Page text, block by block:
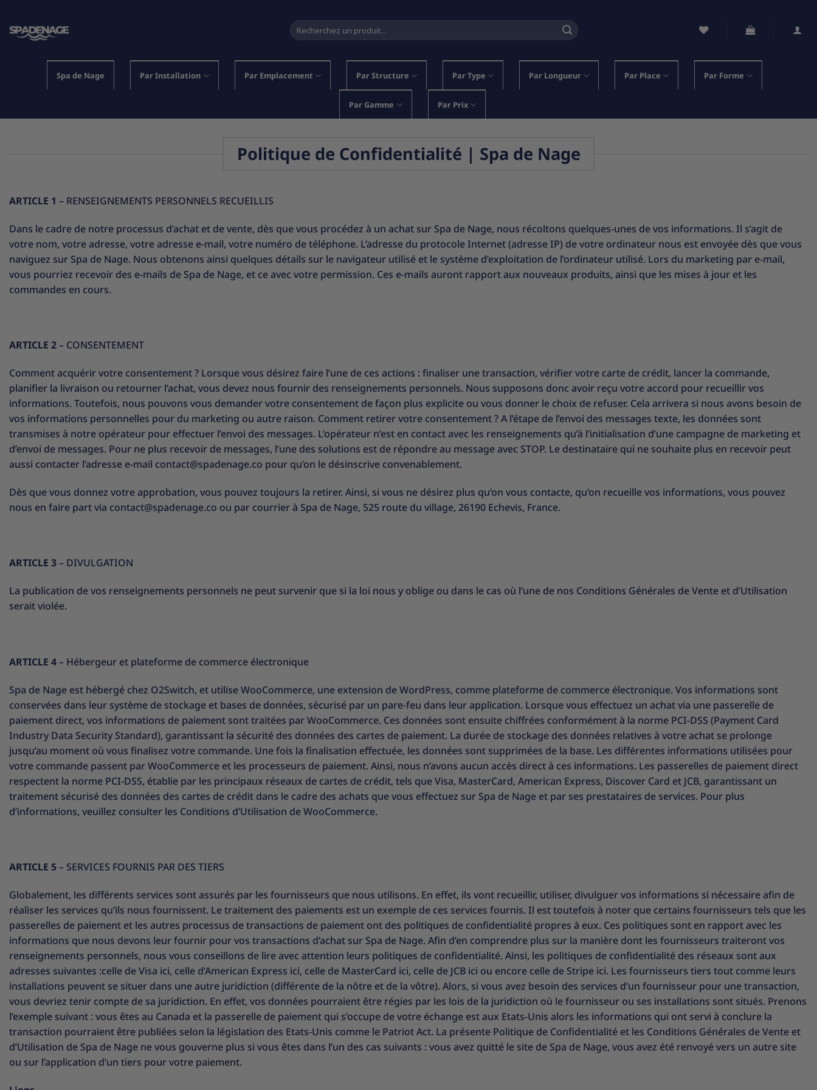
contenu
Recherche
pour :
Spa de Nage Par Installation Par Emplacement Par Structure Par Type Par Longueur Par Place Par Forme
Par Gamme Par Prix
Politique de Confidentialité | Spa de Nage
ARTICLE 1 – RENSEIGNEMENTS PERSONNELS RECUEILLIS
Dans le cadre de notre processus d’achat et de vente, dès que vous procédez à un achat sur Spa de Nage, nous récoltons quelques-unes de vos informations. Il s’agit de
votre nom, votre adresse, votre adresse e-mail, votre numéro de téléphone. L’adresse du protocole Internet (adresse IP) de votre ordinateur nous est envoyée dès que vous
naviguez sur Spa de Nage. Nous obtenons ainsi quelques détails sur le navigateur utilisé et le système d’exploitation de l’ordinateur utilisé. Lors du marketing par e-mail,
vous pourriez recevoir des e-mails de Spa de Nage, et ce avec votre permission. Ces e-mails auront rapport aux nouveaux produits, ainsi que les mises à jour et les
commandes en cours.
ARTICLE 2– CONSENTEMENT
Comment acquérir votre consentement ? Lorsque vous désirez faire l’une de ces actions : finaliser une transaction, vérifier votre carte de crédit, lancer la commande,
planifier la livraison ou retourner l’achat, vous devez nous fournir des renseignements personnels. Nous supposons donc avoir reçu votre accord pour recueillir vos
informations. Toutefois, nous pouvons vous demander votre consentement de façon plus explicite ou vous donner le choix de refuser. Cela arrivera si nous avons besoin de
vos informations personnelles pour du marketing ou autre raison. Comment retirer votre consentement ? A l’étape de l’envoi des messages texte, les données sont
transmises à notre opérateur pour effectuer l’envoi des messages. L’opérateur n’est en contact avec les renseignements qu’à l’initialisation d’une campagne de marketing et
d’envoi de messages. Pour ne plus recevoir de messages, l’une des solutions est de répondre au message avec STOP. Le destinataire qui ne souhaite plus en recevoir peut
aussi contacter l’adresse e-mail contact@spadenage.co pour qu’on le désinscrive convenablement.
Dès que vous donnez votre approbation, vous pouvez toujours la retirer. Ainsi, si vous ne désirez plus qu’on vous contacte, qu’on recueille vos informations, vous pouvez
nous en faire part via contact@spadenage.co ou par courrier à Spa de Nage, 525 route du village, 26190 Echevis, France.
ARTICLE 3– DIVULGATION
La publication de vos renseignements personnels ne peut survenir que si la loi nous y oblige ou dans le cas où l’une de nos Conditions Générales de Vente et d’Utilisation
serait violée.
ARTICLE 4– Hébergeur et plateforme de commerce électronique
Spa de Nage est hébergé chez O2Switch, et utilise WooCommerce, une extension de WordPress, comme plateforme de commerce électronique. Vos informations sont
conservées dans leur système de stockage et bases de données, sécurisé par un pare-feu dans leur application. Lorsque vous effectuez un achat via une passerelle de
paiement direct, vos informations de paiement sont traitées par WooCommerce. Ces données sont ensuite chiffrées conformément à la norme PCI-DSS (Payment Card
Industry Data Security Standard), garantissant la sécurité des données des cartes de paiement. La durée de stockage des données relatives à votre achat se prolonge
jusqu’au moment où vous finalisez votre commande. Une fois la finalisation effectuée, les données sont supprimées de la base. Les différentes informations utilisées pour
votre commande passent par WooCommerce et les processeurs de paiement. Ainsi, nous n’avons aucun accès direct à ces informations. Les passerelles de paiement direct
respectent la norme PCI-DSS, établie par les principaux réseaux de cartes de crédit, tels que Visa, MasterCard, American Express, Discover Card et JCB, garantissant un
traitement sécurisé des données des cartes de crédit dans le cadre des achats que vous effectuez sur Spa de Nage et par ses prestataires de services. Pour plus
d’informations, veuillez consulter les Conditions d’Utilisation de WooCommerce.
ARTICLE 5– SERVICES FOURNIS PAR DES TIERS
Globalement, les différents services sont assurés par les fournisseurs que nous utilisons. En effet, ils vont recueillir, utiliser, divulguer vos informations si nécessaire afin de
réaliser les services qu’ils nous fournissent. Le traitement des paiements est un exemple de ces services fournis. Il est toutefois à noter que certains fournisseurs tels que les
passerelles de paiement et les autres processus de transactions de paiement ont des politiques de confidentialité propres à eux. Ces politiques sont en rapport avec les
informations que nous devons leur fournir pour vos transactions d’achat sur Spa de Nage. Afin d’en comprendre plus sur la manière dont les fournisseurs traiteront vos
renseignements personnels, nous vous conseillons de lire avec attention leurs politiques de confidentialité. Ainsi, les politiques de confidentialité des réseaux sont aux
adresses suivantes :celle de Visa ici, celle d’American Express ici, celle de MasterCard ici, celle de JCB ici ou encore celle de Stripe ici. Les fournisseurs tiers tout comme leurs
installations peuvent se situer dans une autre juridiction (différente de la nôtre et de la vôtre). Alors, si vous avez besoin des services d’un fournisseur pour une transaction,
vous devriez tenir compte de sa juridiction. En effet, vos données pourraient être régies par les lois de la juridiction où le fournisseur ou ses installations sont situés. Prenons
l’exemple suivant : vous êtes au Canada et la passerelle de paiement qui s’occupe de votre échange est aux Etats-Unis alors les informations qui ont servi à conclure la
transaction pourraient être publiées selon la législation des Etats-Unis comme le Patriot Act. La présente Politique de Confidentialité et les Conditions Générales de Vente et
d’Utilisation de Spa de Nage ne vous gouverne plus si vous êtes dans l’un des cas suivants : vous avez quitté le site de Spa de Nage, vous avez été renvoyé vers un autre site
ou sur l’application d’un tiers pour votre paiement.